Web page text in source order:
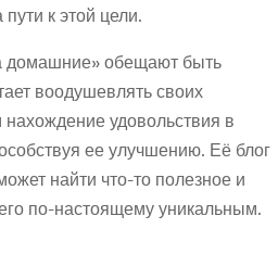
к этой цели.
домашние» обещают быть
воодушевлять своих
удовольствия в
ее улучшению. Её блог
найти что-то полезное и
по-настоящему уникальным.